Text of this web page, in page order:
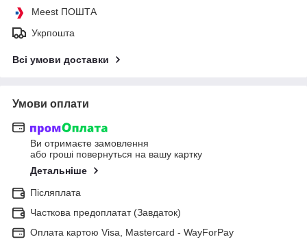
Meest ПОШТА
Укрпошта
Всі умови доставки
Умови оплати
Ви отримаєте замовлення
або гроші повернуться на вашу картку
Детальніше
Післяплата
Часткова предоплатат (Завдаток)
Оплата картою Visa, Mastercard - WayForPay